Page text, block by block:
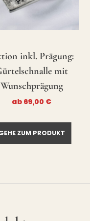
inkl. Prägung:
mit
Wunschprägung
ab 69,00 €
ZUM PRODUKT